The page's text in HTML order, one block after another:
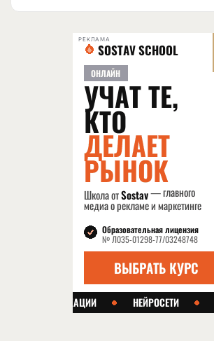
РЕКЛАМА